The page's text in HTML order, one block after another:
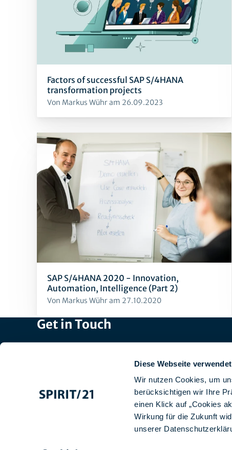
Diese Webseite
Wir nutzen Cookies, um
berücksichtigen wir Ihre
einen Klick auf „Cookies
Wirkung für die Zukunft
unserer
Factors of successful SAP S/4HANA
transformation projects
Von Markus Wühr am 26.09.2023
SAP S/4HANA 2020 - Innovation,
Automation, Intelligence (Part 2)
Von Markus Wühr am 27.10.2020
Get in Touch
Recruiting: +49 7031 209-50140